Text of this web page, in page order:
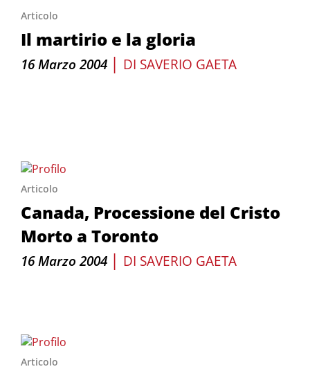
Articolo
Il martirio e la gloria
16 Marzo 2004 | DI SAVERIO GAETA
Articolo
Canada, Processione del Cristo
Morto a Toronto
16 Marzo 2004 | DI SAVERIO GAETA
Articolo